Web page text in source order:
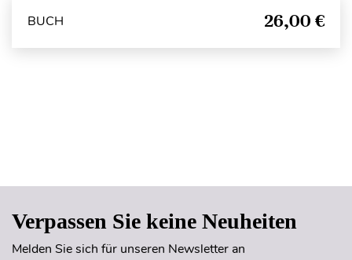
BUCH 26,00 €
Verpassen Sie keine Neuheiten
Melden Sie sich für unseren Newsletter an